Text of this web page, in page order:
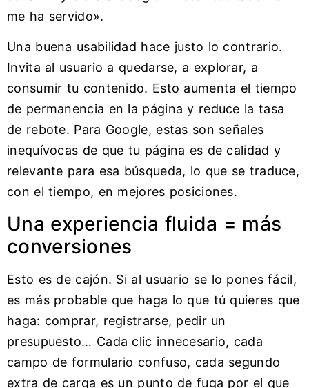
me ha servido».
Una buena usabilidad hace justo lo contrario.
Invita al usuario a quedarse, a explorar, a
consumir tu contenido. Esto aumenta el tiempo
de permanencia en la página y reduce la tasa
de rebote. Para Google, estas son señales
inequívocas de que tu página es de calidad y
relevante para esa búsqueda, lo que se traduce,
con el tiempo, en mejores posiciones.
Una experiencia fluida = más
conversiones
Esto es de cajón. Si al usuario se lo pones fácil,
es más probable que haga lo que tú quieres que
haga: comprar, registrarse, pedir un
presupuesto… Cada clic innecesario, cada
campo de formulario confuso, cada segundo
extra de carga es un punto de fuga por el que